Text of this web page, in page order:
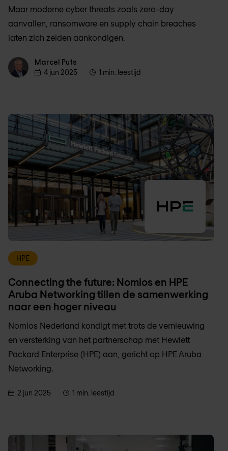
Maar moderne cyber threats zoals zero-day
aanvallen, ransomware en supply chain breaches
laten zich zelden aankondigen.
Marcel PutsMarcel Puts
4 jun 2025
1 min. leestijd
HPE
Connecting the future: Nomios en HPE
Aruba Networking tillen de samenwerking
naar een hoger niveau
Nomios Nederland kondigt met trots de vernieuwing
en versterking van het partnerschap met Hewlett
Packard Enterprise (HPE) aan, gericht op HPE Aruba
Networking.
2 jun 2025 1 min. leestijd